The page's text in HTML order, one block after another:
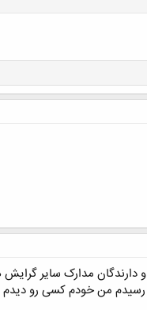
مدارک سایر گرایش
من خودم کسی رو